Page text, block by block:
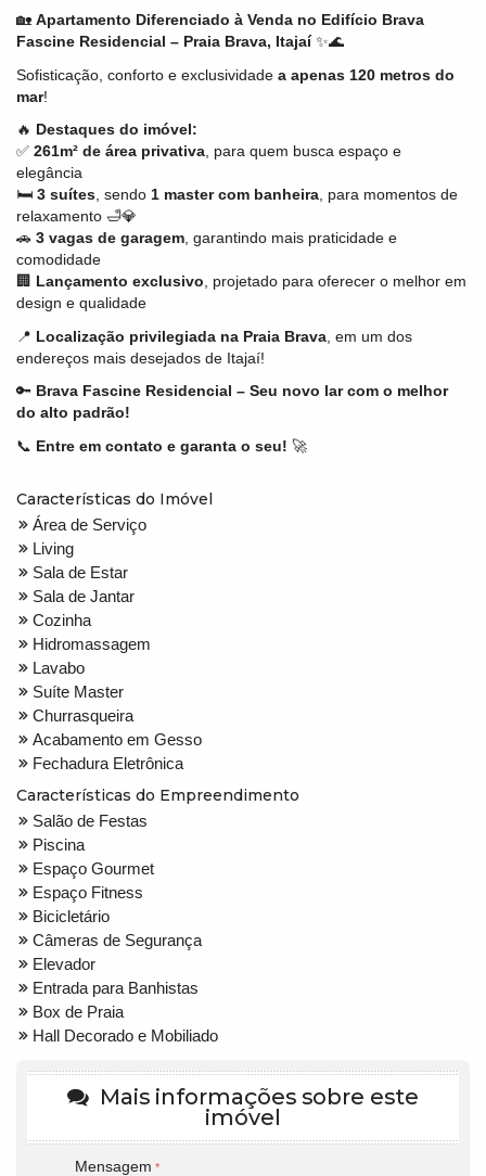
🏡 Apartamento Diferenciado à Venda no Edifício Brava
Fascine Residencial – Praia Brava, Itajaí✨🌊
Sofisticação, conforto e exclusividade a apenas 120 metros do
mar!
🔥 Destaques do imóvel:
✅ 261m² de área privativa , para quem busca espaço e
elegância
🛏️ 3 suítes , sendo 1 master com banheira , para momentos de
relaxamento 🛁💎
🚗 3 vagas de garagem , garantindo mais praticidade e
comodidade
🏢 Lançamento exclusivo , projetado para oferecer o melhor em
design e qualidade
📍 Localização privilegiada na Praia Brava , em um dos
endereços mais desejados de Itajaí!
🔑 Brava Fascine Residencial – Seu novo lar com o melhor
do alto padrão!
📞 Entre em contato e garanta o seu! 🚀
Características do Imóvel
Área de Serviço
Living
Sala de Estar
Sala de Jantar
Cozinha
Hidromassagem
Lavabo
Suíte Master
Churrasqueira
Acabamento em Gesso
Fechadura Eletrônica
Características do Empreendimento
Salão de Festas
Piscina
Espaço Gourmet
Espaço Fitness
Bicicletário
Câmeras de Segurança
Elevador
Entrada para Banhistas
Box de Praia
Hall Decorado e Mobiliado
Mais informações sobre este
imóvel
Mensagem